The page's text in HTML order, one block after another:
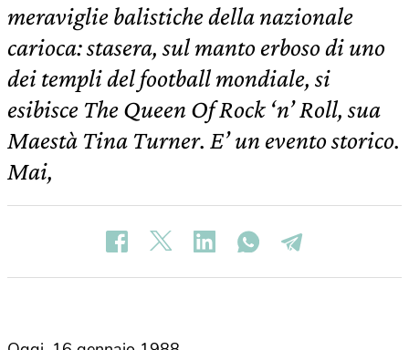
meraviglie balistiche della nazionale
carioca: stasera, sul manto erboso di uno
dei templi del football mondiale, si
esibisce The Queen Of Rock ‘n’ Roll, sua
Maestà Tina Turner. E’ un evento storico.
Mai,